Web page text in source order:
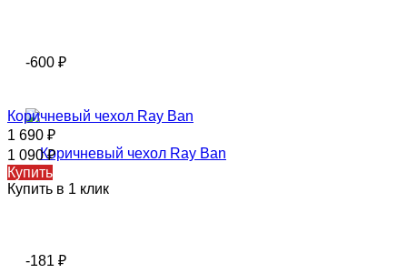
-600 ₽
Коричневый чехол Ray Ban
1 690 ₽
1 090₽
Купить
Купить в 1 клик
-181 ₽